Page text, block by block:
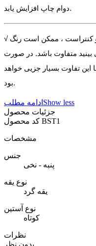
دوام چاپ افزایش یابد.
√ به دلیل تفاوت مانیتور ها در رنگ و نور و کنتراست ، ممکن است رنگ
متفاوت باشد. در صورت
این تفاوت بسیار جزیی خواهد
بود.
ادامه مطلب Show less
جزئیات محصول
BST1
مشخصات
جنس
پنبه - نخی
نوع یقه
یقه گرد
نوع آستین
کوتاه
نظرات
بدون نظر